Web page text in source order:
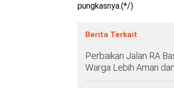
pungkasnya.(*/)
Berita Terkait
Perbaikan Jalan RA
Warga Lebih Aman